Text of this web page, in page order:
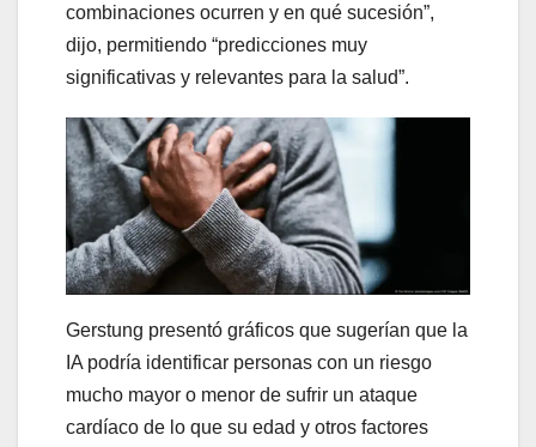
combinaciones ocurren y en qué sucesión”,
dijo, permitiendo “predicciones muy
significativas y relevantes para la salud”.
Gerstung presentó gráficos que sugerían que la
IA podría identificar personas con un riesgo
mucho mayor o menor de sufrir un ataque
cardíaco de lo que su edad y otros factores